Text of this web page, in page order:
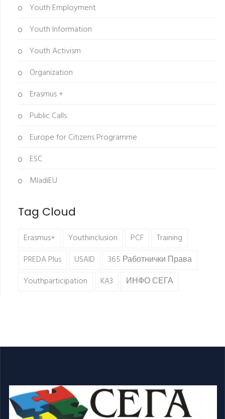
Youth Employment
Youth Information
Youth Activism
Organization
Erasmus +
Public Calls
Europe for Citizens Programme
ESC
MladiEU
Tag Cloud
Erasmus+ Youthinclusion PCF
Training
PREDA Plus
USAID
365 Работнички Права
Youthparticipation
KA3 ИНФО СЕГА